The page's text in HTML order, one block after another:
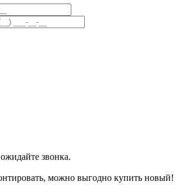
звонка.
можно выгодно купить новый!